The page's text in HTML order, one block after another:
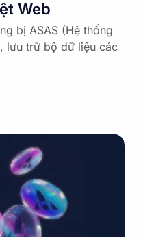
Web
bị ASAS (Hệ thống
lưu trữ bộ dữ liệu các